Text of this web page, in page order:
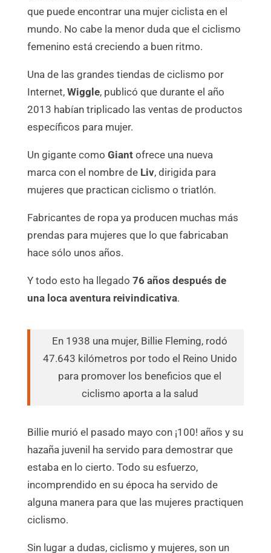
que puede encontrar una mujer ciclista en el
mundo. No cabe la menor duda que el ciclismo
femenino está creciendo a buen ritmo.
Una de las grandes tiendas de ciclismo por
Internet, Wiggle, publicó que durante el año
2013 habían triplicado las ventas de productos
específicos para mujer.
Un gigante como Giantofrece una nueva
marca con el nombre de Liv, dirigida para
mujeres que practican ciclismo o triatlón.
Fabricantes de ropa ya producen muchas más
prendas para mujeres que lo que fabricaban
hace sólo unos años.
Y todo esto ha llegado 76 años después de
una loca aventura reivindicativa.
En 1938 una mujer, Billie Fleming, rodó
47.643 kilómetros por todo el Reino Unido
para promover los beneficios que el
ciclismo aporta a la salud
Billie murió el pasado mayo con ¡100! años y su
hazaña juvenil ha servido para demostrar que
estaba en lo cierto. Todo su esfuerzo,
incomprendido en su época ha servido de
alguna manera para que las mujeres practiquen
ciclismo.
Sin lugar a dudas, ciclismo y mujeres, son un